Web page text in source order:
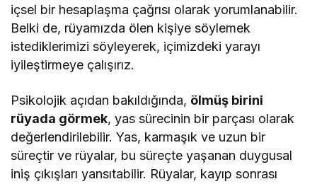
içsel bir hesaplaşma çağrısı olarak yorumlanabilir.
Belki de, rüyamızda ölen kişiye söylemek
istediklerimizi söyleyerek, içimizdeki yarayı
iyileştirmeye çalışırız.
Psikolojik açıdan bakıldığında, ölmüş birini
rüyada görmek, yas sürecinin bir parçası olarak
değerlendirilebilir. Yas, karmaşık ve uzun bir
süreçtir ve rüyalar, bu süreçte yaşanan duygusal
iniş çıkışları yansıtabilir. Rüyalar, kayıp sonrası